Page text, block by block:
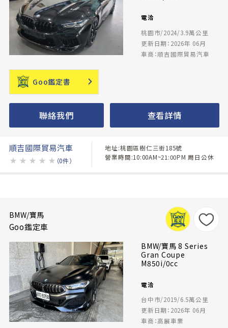
電洽
桃園市/2024/3.9萬公里
更新日期：2026年 06月
車商：順吉國際貿易汽車
Goo鑑定書
聯絡我們 查看詳情
順吉國際貿易汽車
★ ★ ★ ★ ★ （0件）
地址:桃園區樹仁三街185號
營業時間:10:00AM~21:00PM 周日公休
BMW/寶馬
Goo鑑定車
BMW/寶馬 8 Series
Gran Coupe
M850i/0cc
電洽
台中市/2019/6.5萬公里
更新日期：2026年 06月
車商：高展車業